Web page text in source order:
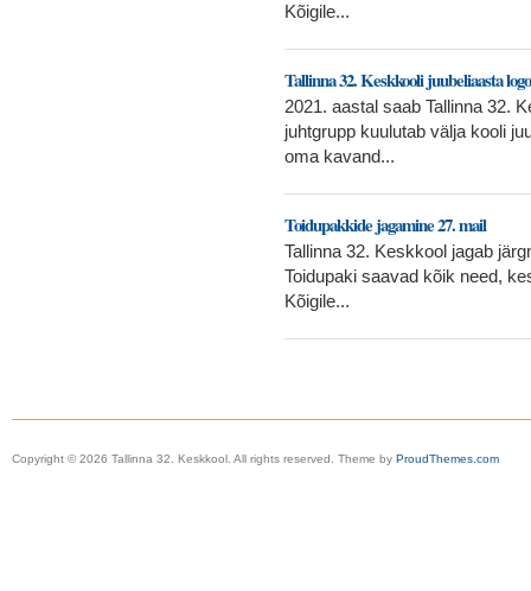
Kõigile...
Tallinna 32. Keskkooli juubeliaasta
2021. aastal saab Tallinna 32.
juhtgrupp kuulutab välja kooli
oma kavand...
Toidupakkide jagamine 27. mail
Tallinna 32. Keskkool jagab
Toidupaki saavad kõik need,
Kõigile...
Copyright © 2026 Tallinna 32. Keskkool. All rights reserved. Theme by ProudThemes.com